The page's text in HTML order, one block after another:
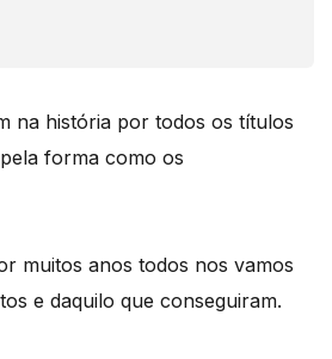
na história por todos os títulos
forma como os
muitos anos todos nos vamos
e daquilo que conseguiram.